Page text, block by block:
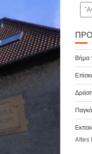
Βήμα
Altes